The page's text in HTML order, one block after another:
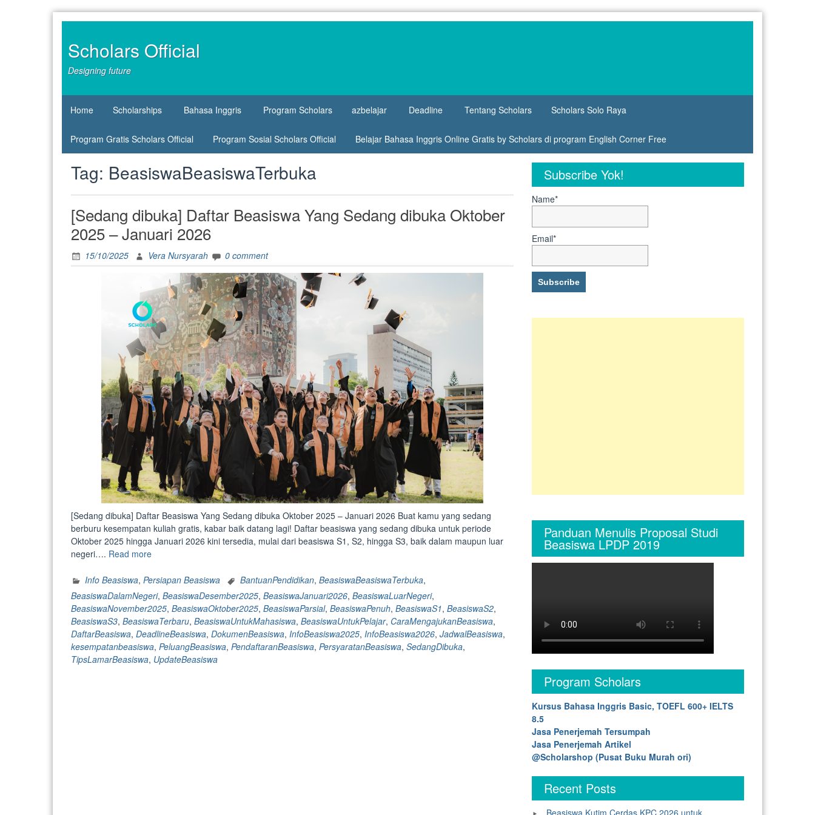
Scholars Official
Designing future
Home Scholarships Bahasa Inggris Program Scholars azbelajar Deadline Tentang Scholars Scholars Solo Raya
Program Gratis Scholars Official Program Sosial Scholars Official Belajar Bahasa Inggris Online Gratis by Scholars di program English Corner Free
Tag: BeasiswaBeasiswaTerbuka
[Sedang dibuka] Daftar Beasiswa Yang Sedang dibuka Oktober
2025 – Januari 2026
15/10/2025 Vera Nursyarah 0 comment
[Sedang dibuka] Daftar Beasiswa Yang Sedang dibuka Oktober 2025 – Januari 2026 Buat kamu yang sedang
berburu kesempatan kuliah gratis, kabar baik datang lagi! Daftar beasiswa yang sedang dibuka untuk periode
Oktober 2025 hingga Januari 2026 kini tersedia, mulai dari beasiswa S1, S2, hingga S3, baik dalam maupun luar
negeri…. Read more“[Sedang
Daftar
Beasiswa
Yang
Sedang
dibuka
Oktober
2025
Info Beasiswa, Persiapan Beasiswa BantuanPendidikan, BeasiswaBeasiswaTerbuka,
BeasiswaDalamNegeri, BeasiswaDesember2025, BeasiswaJanuari2026, BeasiswaLuarNegeri,
BeasiswaNovember2025, BeasiswaOktober2025, BeasiswaParsial, BeasiswaPenuh, BeasiswaS1, BeasiswaS2,
BeasiswaS3, BeasiswaTerbaru, BeasiswaUntukMahasiswa, BeasiswaUntukPelajar, CaraMengajukanBeasiswa,
DaftarBeasiswa, DeadlineBeasiswa, DokumenBeasiswa, InfoBeasiswa2025, InfoBeasiswa2026, JadwalBeasiswa,
kesempatanbeasiswa, PeluangBeasiswa, PendaftaranBeasiswa, PersyaratanBeasiswa, SedangDibuka,
TipsLamarBeasiswa, UpdateBeasiswa
Subscribe Yok!
Name*
Email*
Panduan Menulis Proposal Studi
Beasiswa LPDP 2019
Program Scholars
Kursus Bahasa Inggris Basic, TOEFL 600+ IELTS
8.5
Jasa Penerjemah Tersumpah
Jasa Penerjemah Artikel
@Scholarshop (Pusat Buku Murah ori)
Recent Posts
Beasiswa Kutim Cerdas KPC 2026 untuk